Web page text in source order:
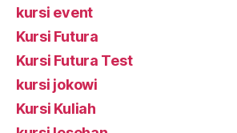
kursi event
Kursi Futura
Kursi Futura Test
kursi jokowi
Kursi Kuliah